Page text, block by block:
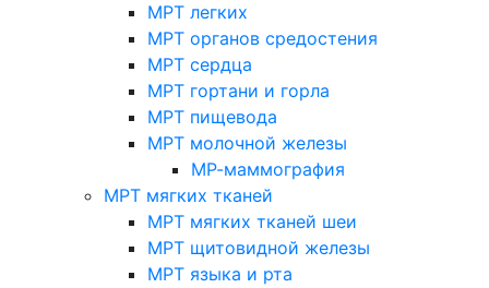
МРТ легких
МРТ органов средостения
МРТ сердца
МРТ гортани и горла
МРТ пищевода
МРТ молочной железы
МР-маммография
МРТ мягких тканей
МРТ мягких тканей шеи
МРТ щитовидной железы
МРТ языка и рта